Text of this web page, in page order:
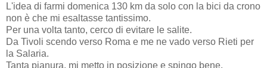
L'idea di farmi domenica 130 km da solo con la bici da crono
non è che mi esaltasse tantissimo.
Per una volta tanto, cerco di evitare le salite.
Da Tivoli scendo verso Roma e me ne vado verso Rieti per
la Salaria.
Tanta pianura, mi metto in posizione e spingo bene.